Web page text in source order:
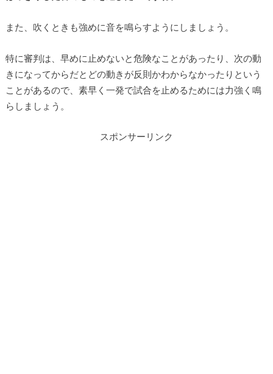
また、吹くときも強めに音を鳴らすようにしましょう。
特に審判は、早めに止めないと危険なことがあったり、次の動
きになってからだとどの動きが反則かわからなかったりという
ことがあるので、素早く一発で試合を止めるためには力強く鳴
らしましょう。
スポンサーリンク